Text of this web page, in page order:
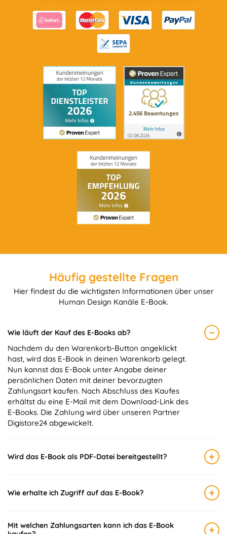
Häufig gestellte Fragen
Hier findest du die wichtigsten Informationen über unser
Human Design Kanäle E-Book.
Wie läuft der Kauf des E-Books ab? −
Nachdem du den Warenkorb-Button angeklickt
hast, wird das E-Book in deinen Warenkorb gelegt.
Nun kannst das E-Book unter Angabe deiner
persönlichen Daten mit deiner bevorzugten
Zahlungsart kaufen. Nach Abschluss des Kaufes
erhältst du eine E-Mail mit dem Download-Link des
E-Books. Die Zahlung wird über unseren Partner
Digistore24 abgewickelt.
Wird das E-Book als PDF-Datei bereitgestellt? +
Wie erhalte ich Zugriff auf das E-Book? +
Mit welchen Zahlungsarten kann ich das E-Book
+